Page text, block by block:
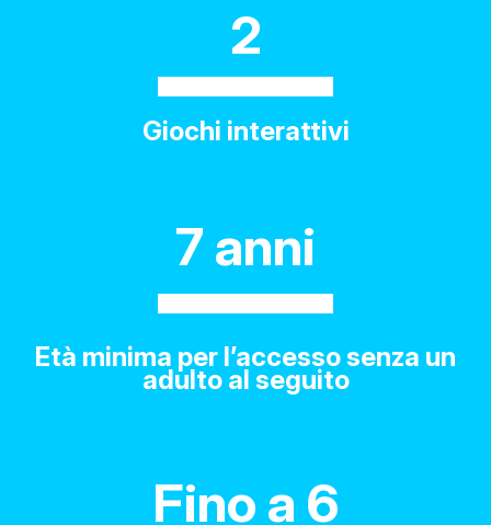
2
Giochi interattivi
7 anni
Età minima per l’accesso senza un
adulto al seguito
Fino a 6